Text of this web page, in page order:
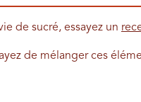
de sucré, essayez un
de mélanger ces